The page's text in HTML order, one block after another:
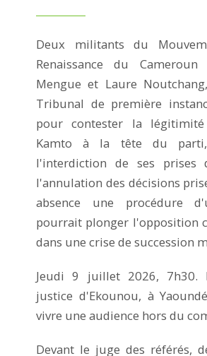
Deux militants du
Renaissance du Cameroun
Mengue et Laure
Tribunal de première
pour contester la
Kamto à la tête du parti,
l'interdiction de ses prises
l'annulation des décisions
absence une procédure
pourrait plonger l'opposition
dans une crise de succession
Jeudi 9 juillet 2026, 7h30.
justice d'Ekounou, à
vivre une audience hors du
Devant le juge des référés,